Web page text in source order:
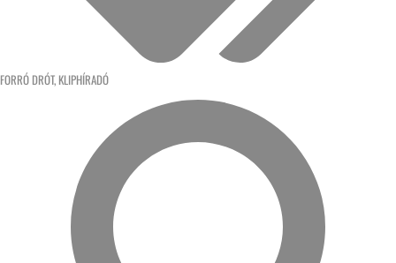
FORRÓ DRÓT, KLIPHÍRADÓ